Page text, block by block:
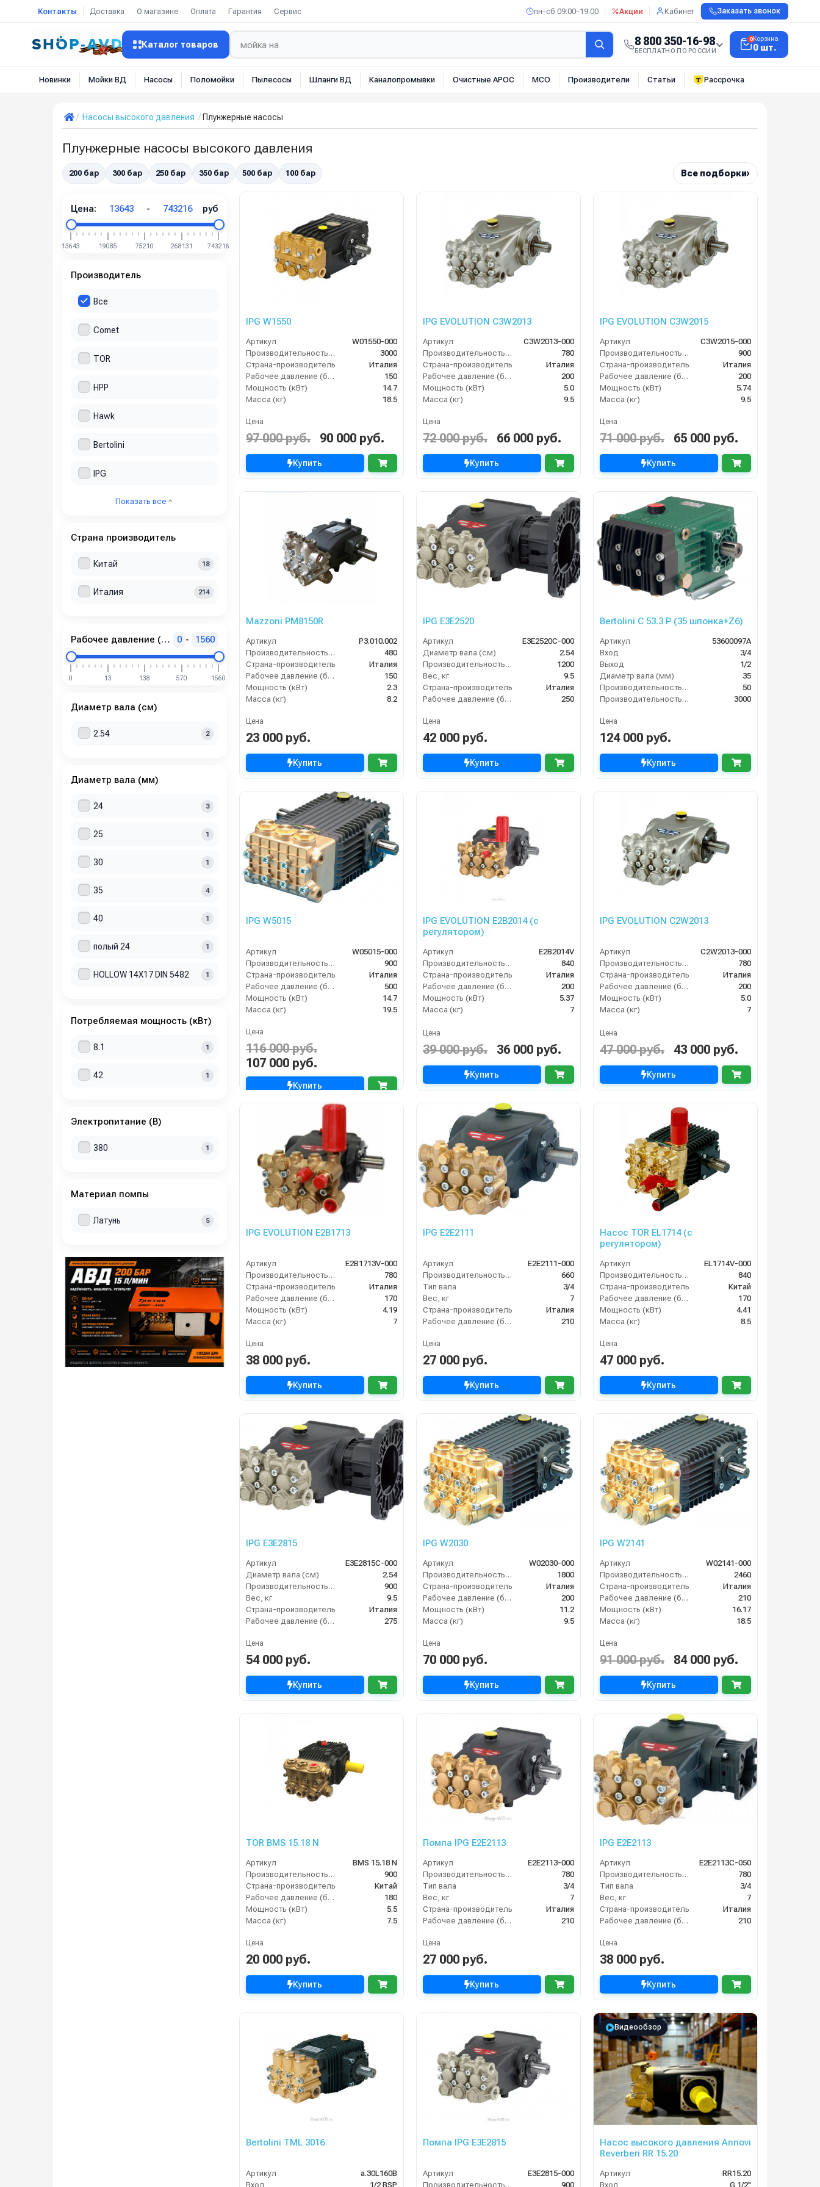
Контакты Доставка О магазине Оплата Гарантия Сервис пн–сб 09:00–19:00 Акции Кабинет Заказать звонок
Каталог товаров 8 800 350-16-98
БЕСПЛАТНО ПО РОССИИ
0Корзина
0 шт.
Новинки Мойки ВД Насосы Поломойки Пылесосы Шланги ВД Каналопромывки Очистные АРОС МСО Производители Статьи Рассрочка
Насосы высокого давления Плунжерные насосы
Плунжерные насосы высокого давления
200 бар 300 бар 250 бар 350 бар 500 бар 100 бар Все подборки›
Цена: 13643 - 743216 руб
13643 19085 75210 268131 743216
Производитель
Все
Comet
TOR
HPP
Hawk
Bertolini
IPG
Показать все
Страна производитель
Китай 18
Италия 214
Рабочее давление (бар) 0 - 1560
0 13 138 570 1560
Диаметр вала (см)
2.54 2
Диаметр вала (мм)
24 3
25 1
30 1
35 4
40 1
полый 24 1
HOLLOW 14X17 DIN 5482 1
Потребляемая мощность (кВт)
8.1 1
42 1
Электропитание (В)
380 1
Материал помпы
Латунь 5
IPG W1550
Артикул
W01550-000
Производительность (л/ч)
3000
Страна-производитель
Италия
Рабочее давление (бар)
150
Мощность (кВт)
14.7
Масса (кг)
18.5
Цена
97 000 руб. 90 000 руб.
Купить
IPG EVOLUTION С3W2013
Артикул
C3W2013-000
Производительность (л/ч)
780
Страна-производитель
Италия
Рабочее давление (бар)
200
Мощность (кВт)
5.0
Масса (кг)
9.5
Цена
72 000 руб. 66 000 руб.
Купить
IPG EVOLUTION С3W2015
Артикул
C3W2015-000
Производительность (л/ч)
900
Страна-производитель
Италия
Рабочее давление (бар)
200
Мощность (кВт)
5.74
Масса (кг)
9.5
Цена
71 000 руб. 65 000 руб.
Купить
Mazzoni PM8150R
Артикул
P3.010.002
Производительность (л/ч)
480
Страна-производитель
Италия
Рабочее давление (бар)
150
Мощность (кВт)
2.3
Масса (кг)
8.2
Цена
23 000 руб.
Купить
IPG E3E2520
Артикул
E3E2520C-000
Диаметр вала (см)
2.54
Производительность (л/ч)
1200
Вес, кг
9.5
Страна-производитель
Италия
Рабочее давление (бар)
250
Цена
42 000 руб.
Купить
Bertolini C 53.3 P (35 шпонка+Z6)
Артикул
53600097A
Вход
3/4
Выход
1/2
Диаметр вала (мм)
35
Производительность (л/мин)
50
Производительность (л/ч)
3000
Цена
124 000 руб.
Купить
IPG W5015
Артикул
W05015-000
Производительность (л/ч)
900
Страна-производитель
Италия
Рабочее давление (бар)
500
Мощность (кВт)
14.7
Масса (кг)
19.5
Цена
116 000 руб.
107 000 руб.
Купить
IPG EVOLUTION E2B2014 (с
регулятором)
Артикул
E2B2014V
Производительность (л/ч)
840
Страна-производитель
Италия
Рабочее давление (бар)
200
Мощность (кВт)
5.37
Масса (кг)
7
Цена
39 000 руб. 36 000 руб.
Купить
IPG EVOLUTION С2W2013
Артикул
C2W2013-000
Производительность (л/ч)
780
Страна-производитель
Италия
Рабочее давление (бар)
200
Мощность (кВт)
5.0
Масса (кг)
7
Цена
47 000 руб. 43 000 руб.
Купить
IPG EVOLUTION E2B1713
Артикул
E2B1713V-000
Производительность (л/ч)
780
Страна-производитель
Италия
Рабочее давление (бар)
170
Мощность (кВт)
4.19
Масса (кг)
7
Цена
38 000 руб.
Купить
IPG E2E2111
Артикул
E2E2111-000
Производительность (л/ч)
660
Тип вала
3/4
Вес, кг
7
Страна-производитель
Италия
Рабочее давление (бар)
210
Цена
27 000 руб.
Купить
Насос TOR EL1714 (с
регулятором)
Артикул
EL1714V-000
Производительность (л/ч)
840
Страна-производитель
Китай
Рабочее давление (бар)
170
Мощность (кВт)
4.41
Масса (кг)
8.5
Цена
47 000 руб.
Купить
IPG E3E2815
Артикул
E3E2815C-000
Диаметр вала (см)
2.54
Производительность (л/ч)
900
Вес, кг
9.5
Страна-производитель
Италия
Рабочее давление (бар)
275
Цена
54 000 руб.
Купить
IPG W2030
Артикул
W02030-000
Производительность (л/ч)
1800
Страна-производитель
Италия
Рабочее давление (бар)
200
Мощность (кВт)
11.2
Масса (кг)
9.5
Цена
70 000 руб.
Купить
IPG W2141
Артикул
W02141-000
Производительность (л/ч)
2460
Страна-производитель
Италия
Рабочее давление (бар)
210
Мощность (кВт)
16.17
Масса (кг)
18.5
Цена
91 000 руб. 84 000 руб.
Купить
TOR BMS 15.18 N
Артикул
BMS 15.18 N
Производительность (л/ч)
900
Страна-производитель
Китай
Рабочее давление (бар)
180
Мощность (кВт)
5.5
Масса (кг)
7.5
Цена
20 000 руб.
Купить
Помпа IPG E2E2113
Артикул
E2E2113-000
Производительность (л/ч)
780
Тип вала
3/4
Вес, кг
7
Страна-производитель
Италия
Рабочее давление (бар)
210
Цена
27 000 руб.
Купить
IPG E2E2113
Артикул
E2E2113C-050
Производительность (л/ч)
780
Тип вала
3/4
Вес, кг
7
Страна-производитель
Италия
Рабочее давление (бар)
210
Цена
38 000 руб.
Купить
Bertolini TML 3016
Артикул
a.30L160B
Вход
1/2 BSP
Помпа IPG E3E2815
Артикул
E3E2815-000
Производительность (л/ч)
900
Видеообзор
Насос высокого давления Annovi
Reverberi RR 15.20
Артикул
RR15.20
Вход
G 1/2"